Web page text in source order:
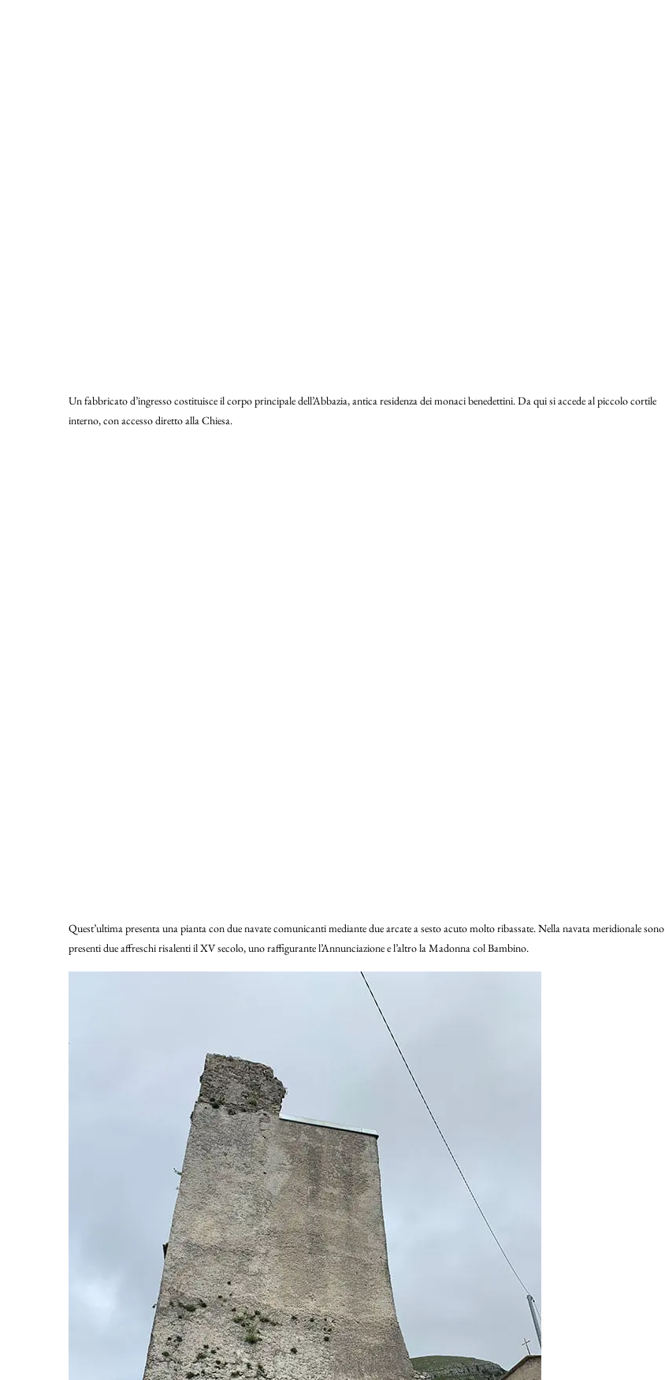
Un fabbricato d’ingresso costituisce il corpo principale dell’Abbazia, antica residenza dei monaci benedettini. Da qui si accede al piccolo cortile
interno, con accesso diretto alla Chiesa.
Quest’ultima presenta una pianta con due navate comunicanti mediante due arcate a sesto acuto molto ribassate. Nella navata meridionale sono
presenti due affreschi risalenti il XV secolo, uno raffigurante l’Annunciazione e l’altro la Madonna col Bambino.